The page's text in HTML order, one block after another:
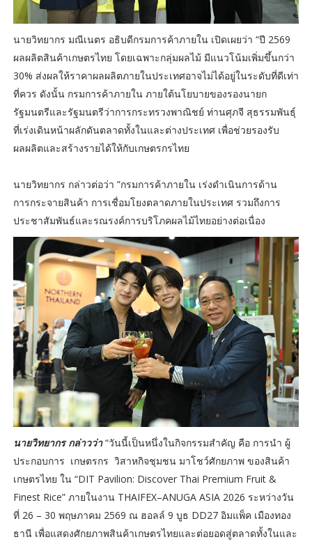
นายวิทยากร มณีเนตร อธิบดีกรมการค้าภายใน เปิดเผยว่า “ปี 2569
ผลผลิตสินค้าเกษตรไทย โดยเฉพาะกลุ่มผลไม้ มีแนวโน้มเพิ่มขึ้นกว่า
30% ส่งผลให้ราคาผลผลิตภายในประเทศอาจไม่ได้อยู่ในระดับที่ดีเท่า
ที่ควร ดังนั้น กรมการค้าภายใน ภายใต้นโยบายของรองนายก
รัฐมนตรีและรัฐมนตรีว่าการกระทรวงพาณิชย์ ท่านศุภจี สุธรรมพันธุ์
ที่เร่งเดินหน้าผลักดันตลาดทั้งในและต่างประเทศ เพื่อช่วยรองรับ
ผลผลิตและสร้างรายได้ให้กับเกษตรกรไทย
นายวิทยากร กล่าวต่อว่า ”กรมการค้าภายใน เร่งดำเนินการด้าน
การกระจายสินค้า การเชื่อมโยงตลาดภายในประเทศ รวมถึงการ
ประชาสัมพันธ์และรณรงค์การบริโภคผลไม้ไทยอย่างต่อเนื่อง
นายวิทยากร กล่าวว่า“วันนี้เป็นหนึ่งในกิจกรรมสำคัญ คือ การนำ ผู้
ประกอบการ เกษตรกร วิสาหกิจชุมชน มาโชว์ศักยภาพ ของสินค้า
เกษตรไทย ใน “DIT Pavilion: Discover Thai Premium Fruit &
Finest Rice” ภายในงาน THAIFEX–ANUGA ASIA 2026 ระหว่างวัน
ที่ 26 – 30 พฤษภาคม 2569 ณ ฮอลล์ 9 บูธ DD27 อิมแพ็ค เมืองทอง
ธานี เพื่อแสดงศักยภาพสินค้าเกษตรไทยและต่อยอดสู่ตลาดทั้งในและ